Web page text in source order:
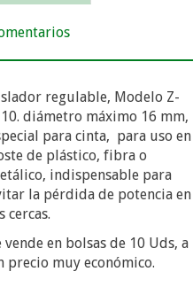
regulable, Modelo Z-
diámetro máximo 16 mm,
para cinta, para uso en
de plástico, fibra o
indispensable para
la pérdida de potencia en
cercas.
vende en bolsas de 10 Uds, a
precio muy económico.